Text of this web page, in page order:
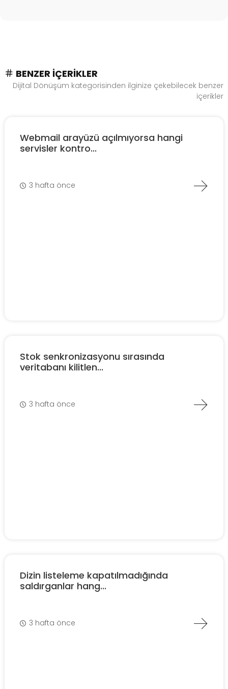
BENZER İÇERIKLER
Dijital Dönüşüm kategorisinden ilginize çekebilecek benzer
içerikler
Webmail arayüzü açılmıyorsa hangi
servisler kontro...
3 hafta önce
Stok senkronizasyonu sırasında
veritabanı kilitlen...
3 hafta önce
Dizin listeleme kapatılmadığında
saldırganlar hang...
3 hafta önce